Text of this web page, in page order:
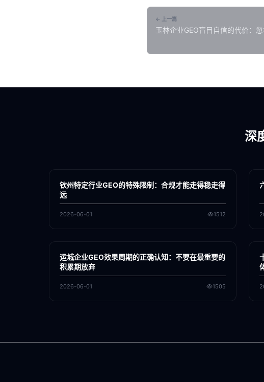
← 上一篇
玉林企业GEO盲目自信的代价：
深
GEO
钦州特定行业GEO的特殊限制：合规才能走得稳走得
远
2026-06-01 1512
GEO
运城企业GEO效果周期的正确认知：不要在最重要的
积累期放弃
2026-06-01 1505